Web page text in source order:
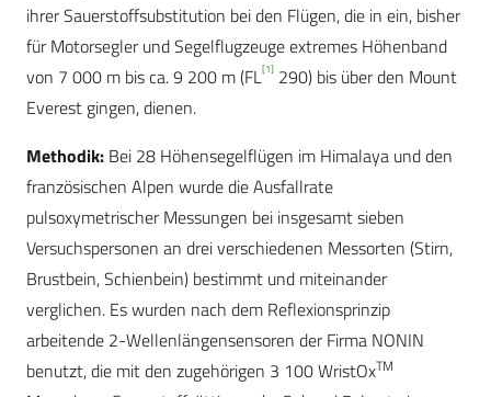
ihrer Sauerstoffsubstitution bei den Flügen, die in ein, bisher
für Motorsegler und Segelflugzeuge extremes Höhenband
von 7 000 m bis ca. 9 200 m (FL[1] 290) bis über den Mount
Everest gingen, dienen.
Methodik: Bei 28 Höhensegelflügen im Himalaya und den
französischen Alpen wurde die Ausfallrate
pulsoxymetrischer Messungen bei insgesamt sieben
Versuchspersonen an drei verschiedenen Messorten (Stirn,
Brustbein, Schienbein) bestimmt und miteinander
verglichen. Es wurden nach dem Reflexionsprinzip
arbeitende 2-Wellenlängensensoren der Firma NONIN
benutzt, die mit den zugehörigen 3 100 WristOxTM